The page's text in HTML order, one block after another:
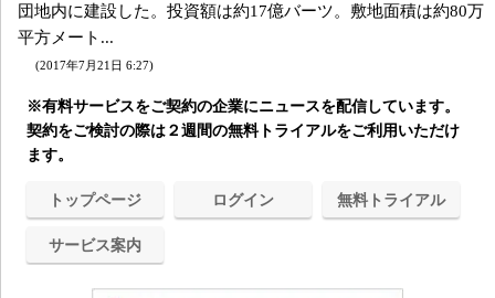
団地内に建設した。投資額は約17億バーツ。敷地面積は約80万
平方メート...
(2017年7月21日 6:27)
※有料サービスをご契約の企業にニュースを配信しています。
契約をご検討の際は２週間の無料トライアルをご利用いただけ
ます。
トップページ ログイン 無料トライアル
サービス案内